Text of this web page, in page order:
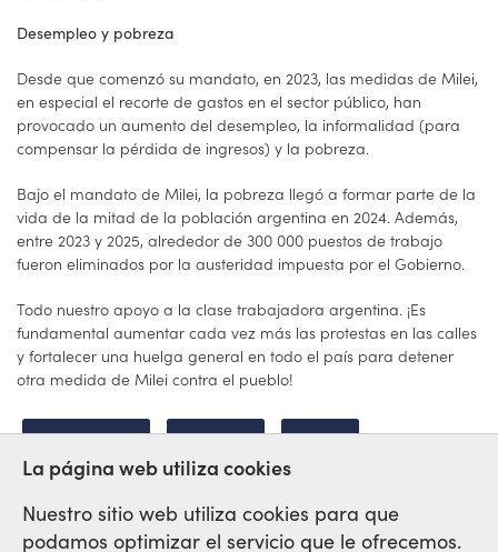
Desempleo y pobreza
Desde que comenzó su mandato, en 2023, las medidas de Milei,
en especial el recorte de gastos en el sector público, han
provocado un aumento del desempleo, la informalidad (para
compensar la pérdida de ingresos) y la pobreza.
Bajo el mandato de Milei, la pobreza llegó a formar parte de la
vida de la mitad de la población argentina en 2024. Además,
entre 2023 y 2025, alrededor de 300 000 puestos de trabajo
fueron eliminados por la austeridad impuesta por el Gobierno.
Todo nuestro apoyo a la clase trabajadora argentina. ¡Es
fundamental aumentar cada vez más las protestas en las calles
y fortalecer una huelga general en todo el país para detener
otra medida de Milei contra el pueblo!
ARGENTINA HUELGA MILEI
La página web utiliza cookies
Nuestro sitio web utiliza cookies para que
podamos optimizar el servicio que le ofrecemos.